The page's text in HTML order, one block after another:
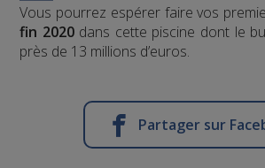
Vous pourrez espérer faire vos
fin 2020dans cette piscine dont le
près de 13 millions d’euros.
Partager sur